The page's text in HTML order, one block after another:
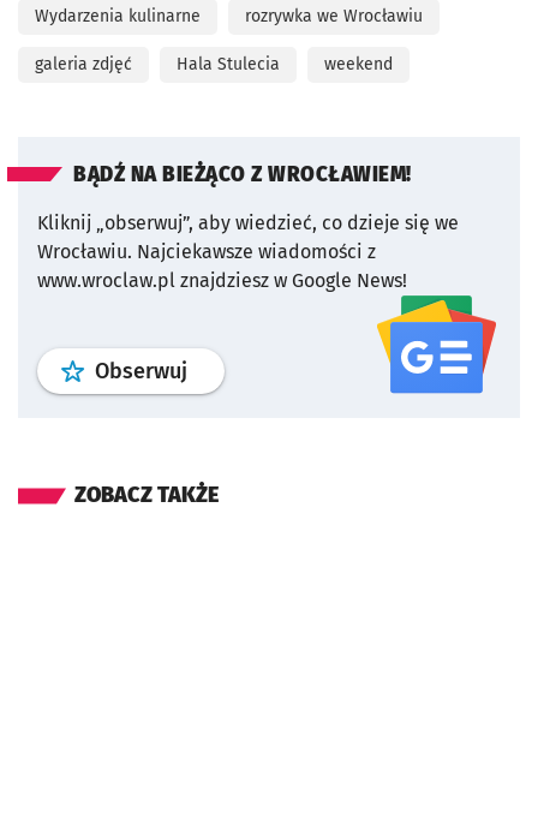
Wydarzenia kulinarne rozrywka we Wrocławiu
galeria zdjęć Hala Stulecia weekend
BĄDŹ NA BIEŻĄCO Z WROCŁAWIEM!
Kliknij „obserwuj”, aby wiedzieć, co dzieje się we
Wrocławiu. Najciekawsze wiadomości z
www.wroclaw.pl znajdziesz w Google News!
Obserwuj profil serwisu
ZOBACZ TAKŻE